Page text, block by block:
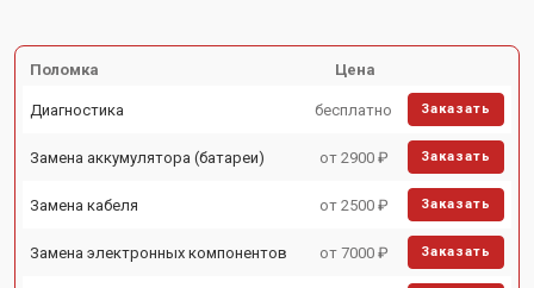
Поломка Цена
Диагностика бесплатно Заказать
Замена аккумулятора (батареи) от 2900 ₽ Заказать
Замена кабеля от 2500 ₽ Заказать
Замена электронных компонентов от 7000 ₽ Заказать